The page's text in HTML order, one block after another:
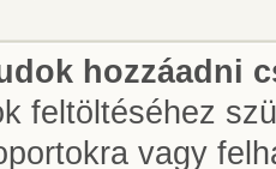
hozzáadni
feltöltéséhez
vagy